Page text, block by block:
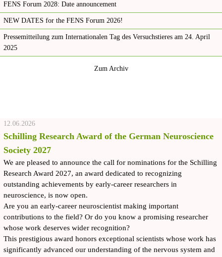
FENS Forum 2028: Date announcement
NEW DATES for the FENS Forum 2026!
Pressemitteilung zum Internationalen Tag des Versuchstieres am 24. April
2025
Zum Archiv
12.06.2026
Schilling Research Award of the German Neuroscience
Society 2027
We are pleased to announce the call for nominations for the Schilling
Research Award 2027, an award dedicated to recognizing
outstanding achievements by early-career researchers in
neuroscience, is now open.
Are you an early-career neuroscientist making important
contributions to the field? Or do you know a promising researcher
whose work deserves wider recognition?
This prestigious award honors exceptional scientists whose work has
significantly advanced our understanding of the nervous system and